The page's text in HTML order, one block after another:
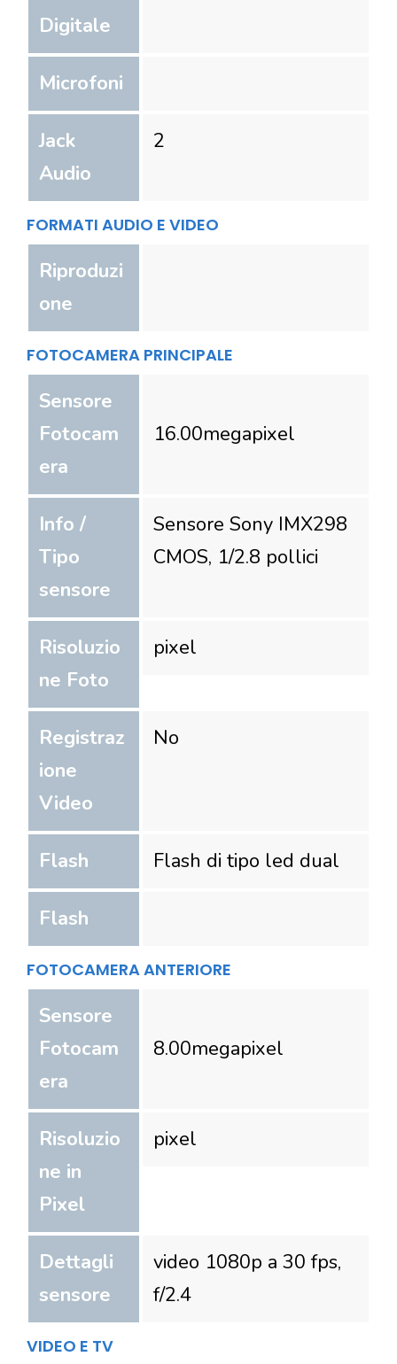
Digitale
Microfoni
Jack
Audio
2
FORMATI AUDIO E VIDEO
Riproduzi
one
FOTOCAMERA PRINCIPALE
Sensore
Fotocam
era
16.00megapixel
Info /
Tipo
sensore
Sensore Sony IMX298
CMOS, 1/2.8 pollici
Risoluzio
ne Foto
pixel
Registraz
ione
Video
No
Flash Flash di tipo led dual
Flash
FOTOCAMERA ANTERIORE
Sensore
Fotocam
era
8.00megapixel
Risoluzio
ne in
Pixel
pixel
Dettagli
sensore
video 1080p a 30 fps,
f/2.4
VIDEO E TV